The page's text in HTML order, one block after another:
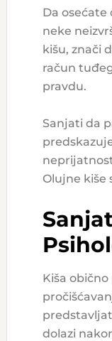
Da osećate
neke
kišu, znači
račun
pravdu.
Sanjati da
Olujne kiše
Kiša
dolazi